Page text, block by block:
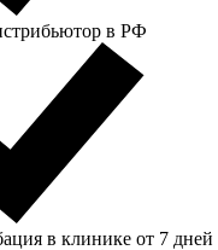
в РФ
в клинике от 7 дней